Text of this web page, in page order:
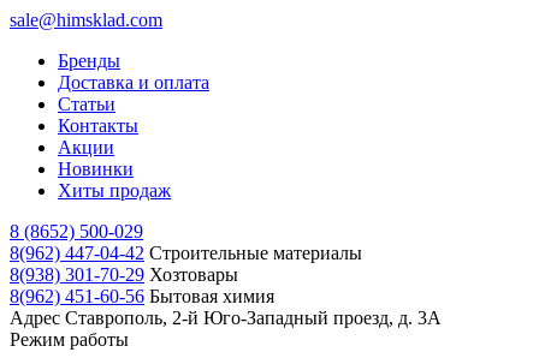
sale@himsklad.com
Бренды
Доставка и оплата
Статьи
Контакты
Акции
Новинки
Хиты продаж
8 (8652) 500-029
8(962) 447-04-42 Строительные материалы
8(938) 301-70-29 Хозтовары
8(962) 451-60-56 Бытовая химия
Адрес Ставрополь, 2-й Юго-Западный проезд, д. 3А
Режим работы